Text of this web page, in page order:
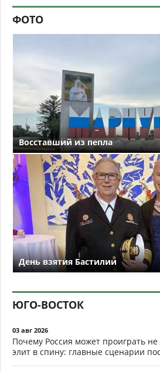
ФОТО
Восставший из пепла
День взятия Бастилии
ЮГО-ВОСТОК
03 авг 2026
Почему Россия может проиграть
элит в спину: главные сценарии